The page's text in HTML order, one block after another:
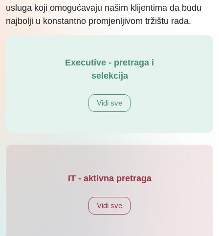
usluga koji omogućavaju našim klijentima da budu
najbolji u konstantno promjenljivom tržištu rada.
Executive - pretraga i
selekcija
Vidi sve
IT - aktivna pretraga
Vidi sve